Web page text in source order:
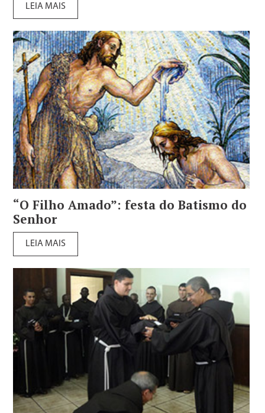
LEIA MAIS
“O Filho Amado”: festa do Batismo do
Senhor
LEIA MAIS